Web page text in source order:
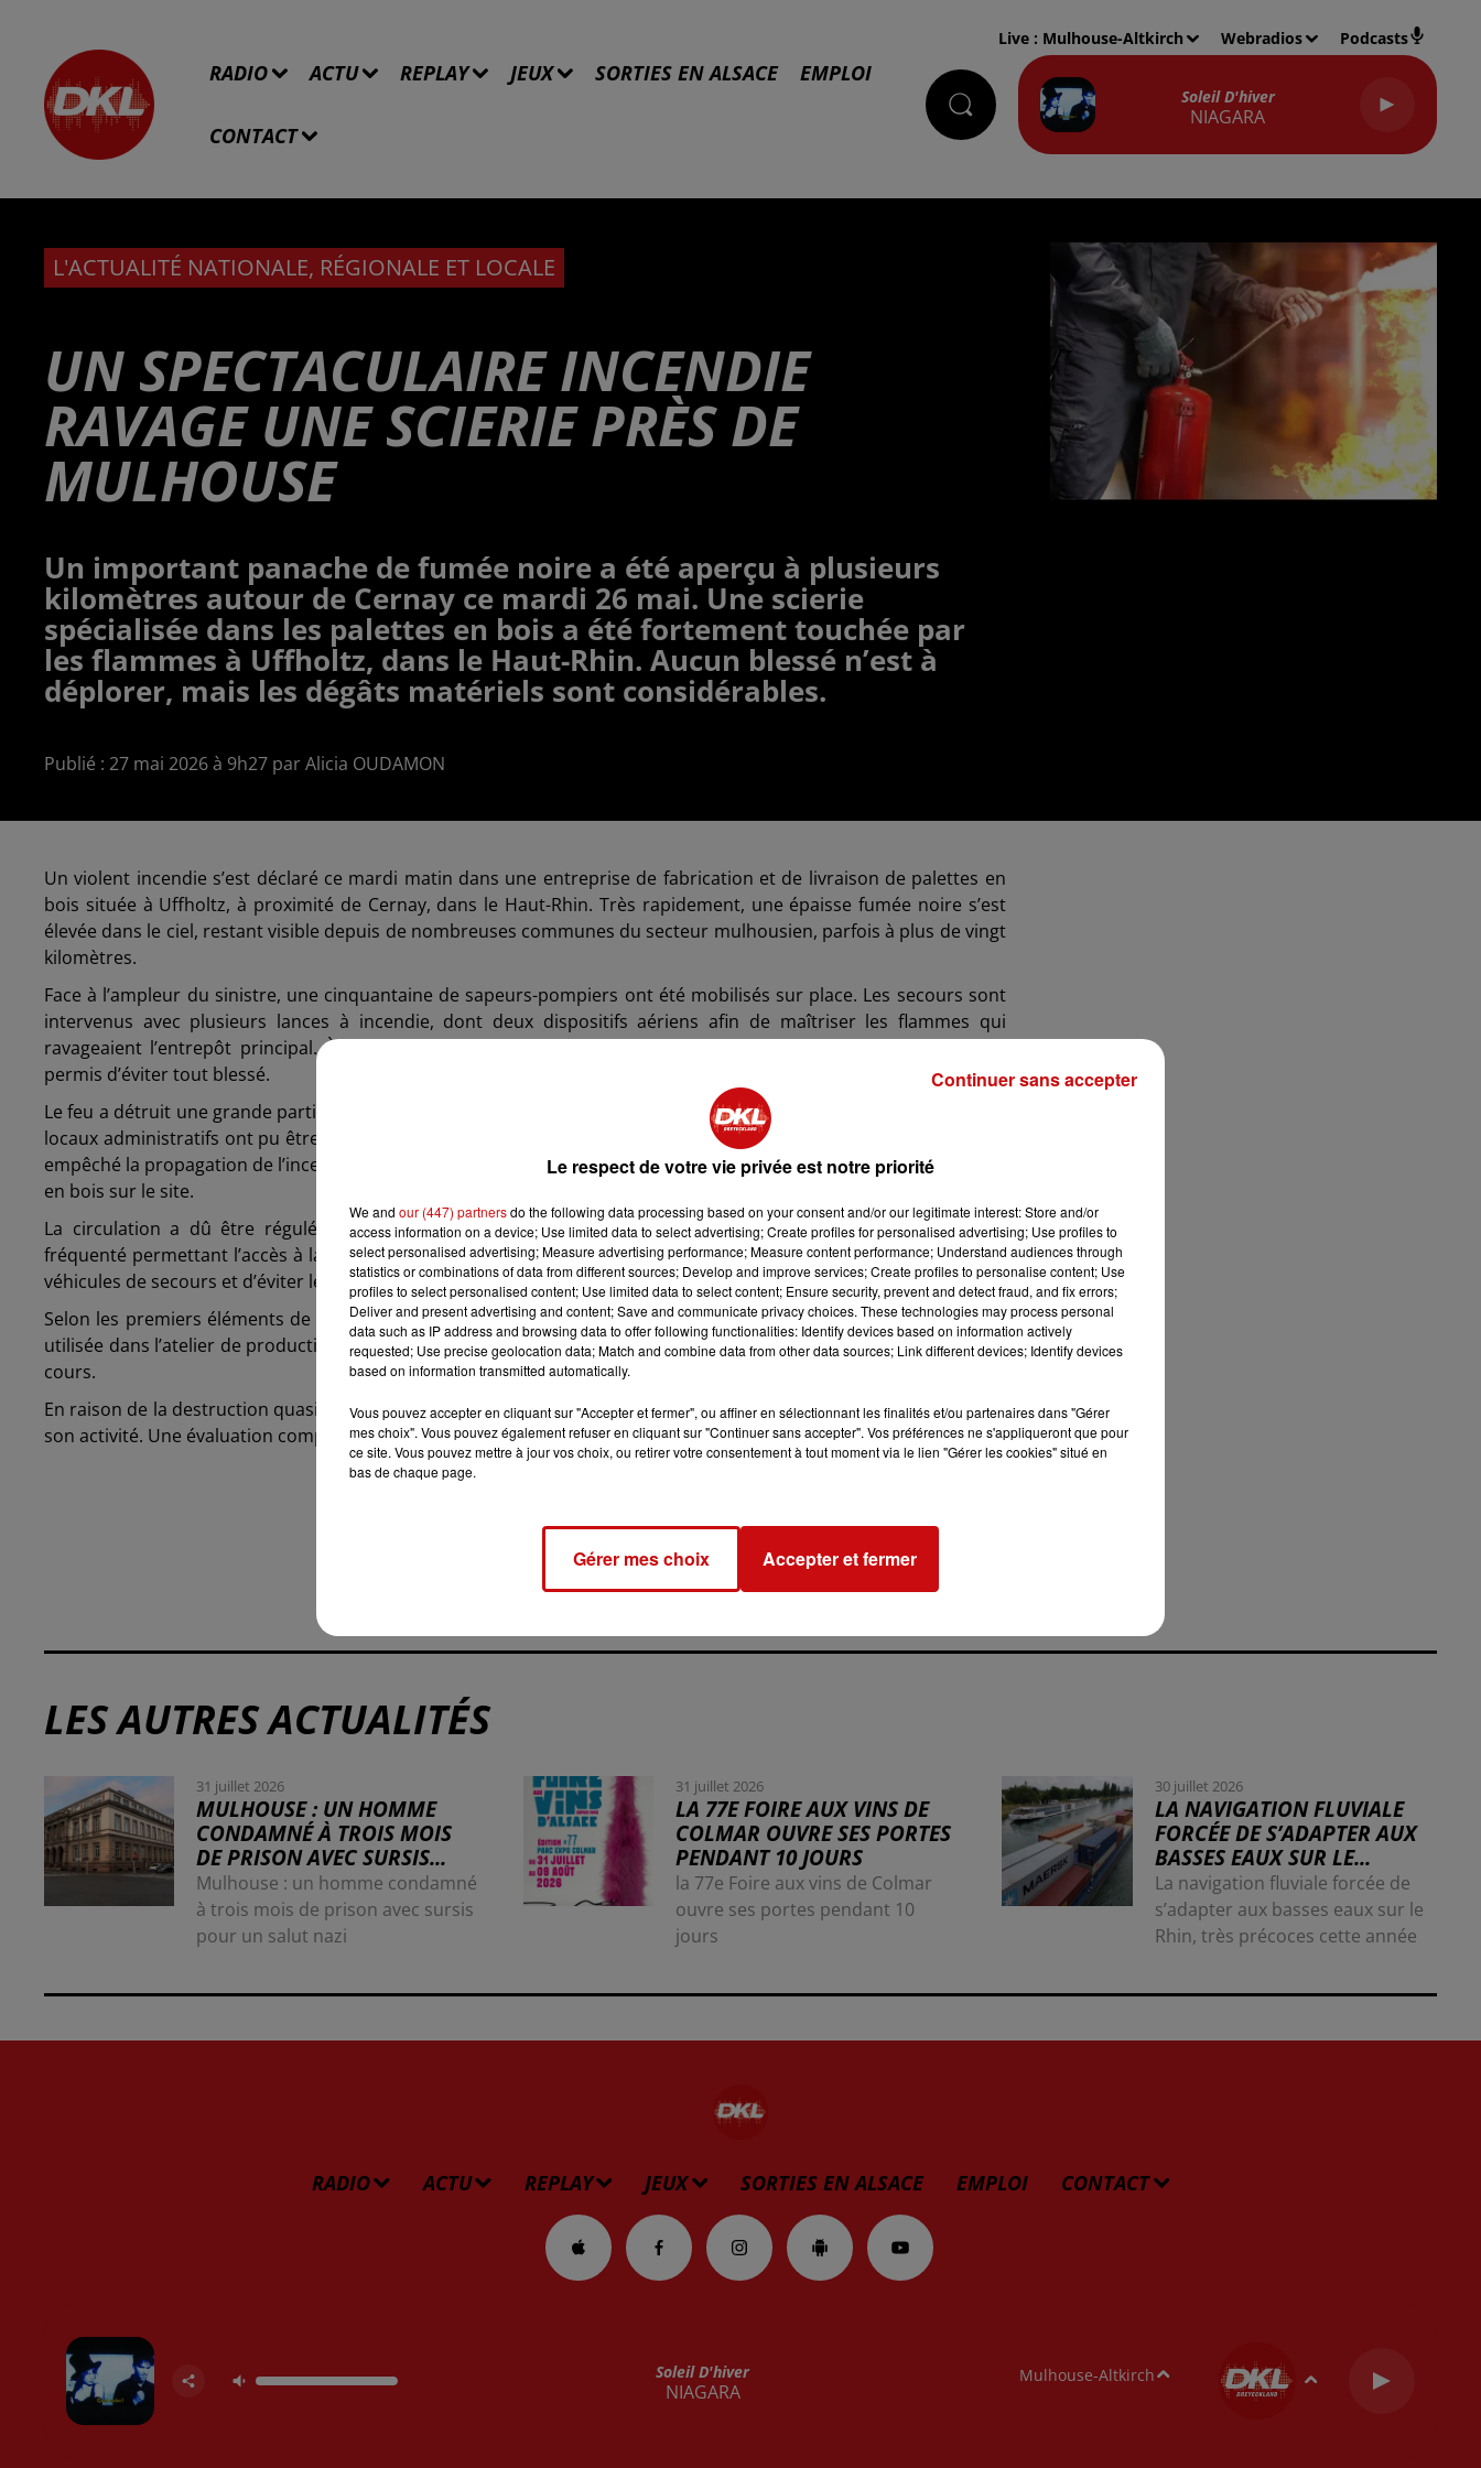
RADIO ACTU REPLAY JEUX SORTIES EN ALSACE EMPLOI
CONTACT
Live : Mulhouse-Altkirch Webradios Podcasts
Soleil D'hiver
NIAGARA
L'ACTUALITÉ NATIONALE, RÉGIONALE ET LOCALE
UN SPECTACULAIRE INCENDIE
RAVAGE UNE SCIERIE PRÈS DE
MULHOUSE
Un important panache de fumée noire a été aperçu à plusieurs
kilomètres autour de Cernay ce mardi 26 mai. Une scierie
spécialisée dans les palettes en bois a été fortement touchée par
les flammes à Uffholtz, dans le Haut-Rhin. Aucun blessé n’est à
déplorer, mais les dégâts matériels sont considérables.
Publié : 27 mai 2026 à 9h27 par Alicia OUDAMON
Un violent incendie s’est déclaré ce mardi matin dans une entreprise de fabrication et de livraison de palettes en
bois située à Uffholtz, à proximité de Cernay, dans le Haut-Rhin. Très rapidement, une épaisse fumée noire s’est
élevée dans le ciel, restant visible depuis de nombreuses communes du secteur mulhousien, parfois à plus de vingt
kilomètres.
Face à l’ampleur du sinistre, une cinquantaine de sapeurs-pompiers ont été mobilisés sur place. Les secours sont
intervenus avec plusieurs lances à incendie, dont deux dispositifs aériens afin de maîtriser les flammes qui
ravageaient l’entrepôt principal. À leur arrivée, les employés de l’entreprise avaient déjà été évacués, ce qui a
permis d’éviter tout blessé.
Le feu a détruit une grande partie du bâtiment de production, d’une superficie d’environ 1 200 m². En revanche, les
locaux administratifs ont pu être préservés grâce à l’intervention rapide des secours. Les pompiers ont également
empêché la propagation de l’incendie vers la végétation environnante, malgré la présence importante de matériaux
en bois sur le site.
La circulation a dû être régulée dans le secteur du Faubourg de Colmar à Cernay, un axe particulièrement
fréquenté permettant l’accès à la commune. Les forces de l’ordre ont sécurisé la zone afin de faciliter l’arrivée des
véhicules de secours et d’éviter les ralentissements importants.
Selon les premiers éléments de l’enquête, l’incendie pourrait avoir été provoqué par la surchauffe d’une machine
utilisée dans l’atelier de production. Cette hypothèse doit toutefois encore être confirmée par les investigations en
cours.
En raison de la destruction quasi totale de l’atelier de fabrication, l’entreprise ne peut actuellement plus poursuivre
son activité. Une évaluation complète des dégâts doit encore être réalisée dans les prochains jours.
LES AUTRES ACTUALITÉS
31 juillet 2026
MULHOUSE : UN HOMME
CONDAMNÉ À TROIS MOIS
DE PRISON AVEC SURSIS...
Mulhouse : un homme condamné
à trois mois de prison avec sursis
pour un salut nazi
31 juillet 2026
LA 77E FOIRE AUX VINS DE
COLMAR OUVRE SES PORTES
PENDANT 10 JOURS
la 77e Foire aux vins de Colmar
ouvre ses portes pendant 10
jours
30 juillet 2026
LA NAVIGATION FLUVIALE
FORCÉE DE S’ADAPTER AUX
BASSES EAUX SUR LE...
La navigation fluviale forcée de
s’adapter aux basses eaux sur le
Rhin, très précoces cette année
RADIO ACTU REPLAY JEUX SORTIES EN ALSACE EMPLOI CONTACT
Soleil D'hiver
NIAGARA
Mulhouse-Altkirch
Le respect de votre vie privée est notre priorité
We and our (447) partnersdo the following data processing based on your consent and/or our legitimate interest: Store and/or
access information on a device; Use limited data to select advertising; Create profiles for personalised advertising; Use profiles to
select personalised advertising; Measure advertising performance; Measure content performance; Understand audiences through
statistics or combinations of data from different sources; Develop and improve services; Create profiles to personalise content; Use
profiles to select personalised content; Use limited data to select content; Ensure security, prevent and detect fraud, and fix errors;
Deliver and present advertising and content; Save and communicate privacy choices. These technologies may process personal
data such as IP address and browsing data to offer following functionalities: Identify devices based on information actively
requested; Use precise geolocation data; Match and combine data from other data sources; Link different devices; Identify devices
based on information transmitted automatically.
Vous pouvez accepter en cliquant sur "Accepter et fermer", ou affiner en sélectionnant les finalités et/ou partenaires dans "Gérer
mes choix". Vous pouvez également refuser en cliquant sur "Continuer sans accepter". Vos préférences ne s'appliqueront que pour
ce site. Vous pouvez mettre à jour vos choix, ou retirer votre consentement à tout moment via le lien "Gérer les cookies" situé en
bas de chaque page.
Gérer mes choix Accepter et fermer
Continuer sans accepter